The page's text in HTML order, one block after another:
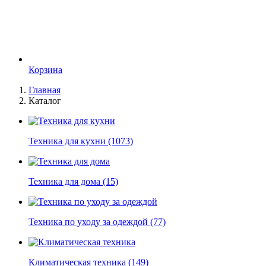
Корзина
Главная
Каталог
Техника для кухни (1073)
Техника для дома (15)
Техника по уходу за одеждой (77)
Климатическая техника (149)